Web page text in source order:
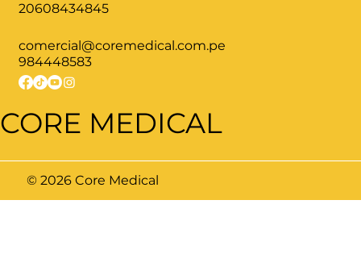
984448583
comercial@coremedical.com.pe
20608434845
CORE MEDICAL
© 2026 Core Medical